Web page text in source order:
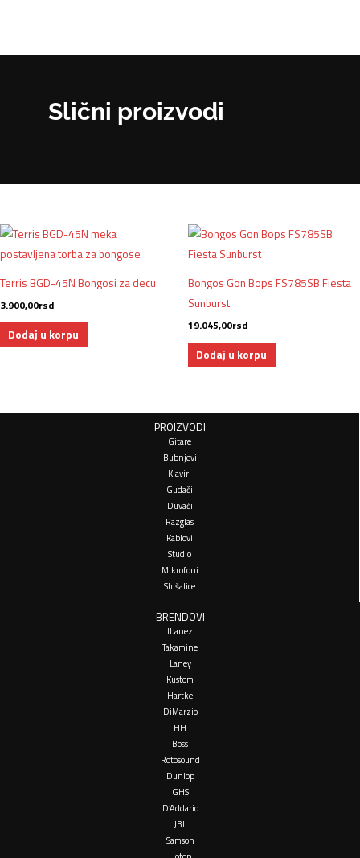
Slični proizvodi
Terris BGD-45N Bongosi za decu
3.900,00rsd
Dodaj u korpu
Bongos Gon Bops FS785SB Fiesta
Sunburst
19.045,00rsd
Dodaj u korpu
PROIZVODI
Gitare
Bubnjevi
Klaviri
Gudači
Duvači
Razglas
Kablovi
Studio
Mikrofoni
Slušalice
BRENDOVI
Ibanez
Takamine
Laney
Kustom
Hartke
DiMarzio
HH
Boss
Rotosound
Dunlop
GHS
D’Addario
JBL
Samson